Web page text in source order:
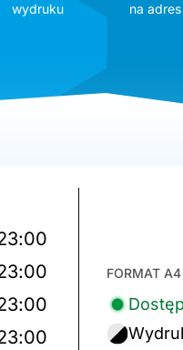
wydruku
na
FORMAT A4